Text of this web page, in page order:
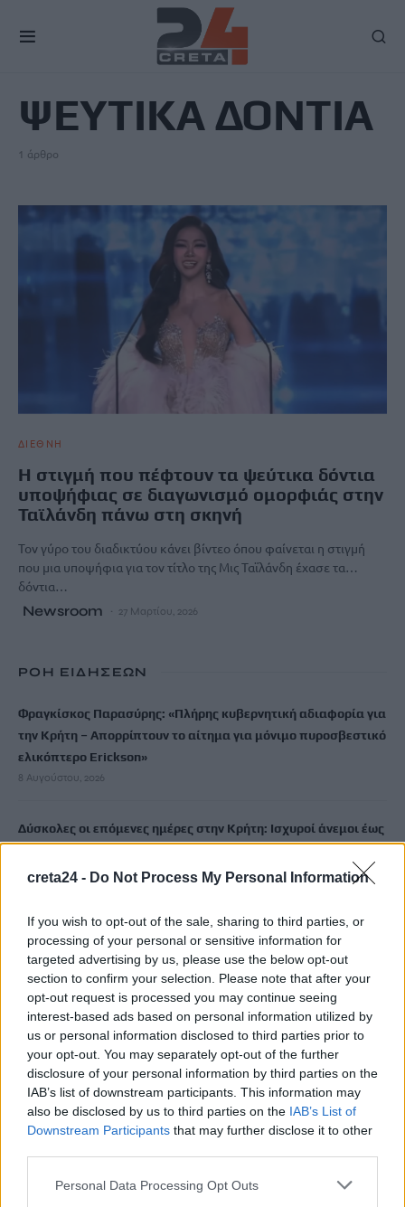
creta24 - Do Not Process My Personal Information
If you wish to opt-out of the sale, sharing to third parties, or
processing of your personal or sensitive information for
targeted advertising by us, please use the below opt-out
section to confirm your selection. Please note that after your
opt-out request is processed you may continue seeing
interest-based ads based on personal information utilized by
us or personal information disclosed to third parties prior to
your opt-out. You may separately opt-out of the further
disclosure of your personal information by third parties on the
IAB’s list of downstream participants. This information may
also be disclosed by us to third parties on the IAB’s List of
Downstream Participants that may further disclose it to other
Personal Data Processing Opt Outs
ΨΕΥΤΙΚΑ ΔΟΝΤΙΑ
1 άρθρο
ΔΙΕΘΝΗ
Η στιγμή που πέφτουν τα ψεύτικα δόντια
υποψήφιας σε διαγωνισμό ομορφιάς στην
Ταϊλάνδη πάνω στη σκηνή
Τον γύρο του διαδικτύου κάνει βίντεο όπου φαίνεται η στιγμή
που μια υποψήφια για τον τίτλο της Μις Ταϊλάνδη έχασε τα…
δόντια…
Newsroom 27 Μαρτίου, 2026
ΡΟΗ ΕΙΔΗΣΕΩΝ
Φραγκίσκος Παρασύρης: «Πλήρης κυβερνητική αδιαφορία για
την Κρήτη – Απορρίπτουν το αίτημα για μόνιμο πυροσβεστικό
ελικόπτερο Erickson»
8 Αυγούστου, 2026
Δύσκολες οι επόμενες ημέρες στην Κρήτη: Ισχυροί άνεμοι έως
πυρκαγιές!
Χιλιάδες επισκέπτες κατέκλυσαν το λιμάνι της Άρβης για την
8η Γιορτή Μπανάνας
8 Αυγούστου, 2026
Λευτέρης Αυγενάκης: Η γυναικεία επιχειρηματικότητα είναι
μια δύναμη που αλλάζει τον τόπο από τα μέσα
8 Αυγούστου, 2026
Ο Δήμος Μαλεβιζίου στους πρώτους Δήμους της χώρας που
8 Αυγούστου, 2026